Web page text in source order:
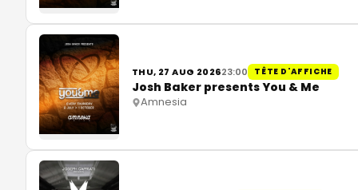
THU, 27 AUG 202623:00 TÊTE D'AFFICHE
Josh Baker presents You & Me
Amnesia